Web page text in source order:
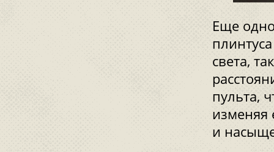
Еще
света,
пульта,
изменяя
и